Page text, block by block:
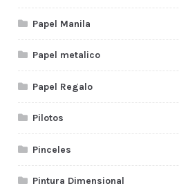
Papel Manila
Papel metalico
Papel Regalo
Pilotos
Pinceles
Pintura Dimensional